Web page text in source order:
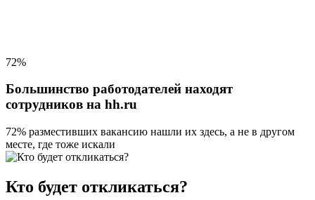
72%
Большинство работодателей находят
сотрудников на hh.ru
72% разместивших вакансию нашли их здесь, а не в другом
месте, где тоже искали
Кто будет откликаться?